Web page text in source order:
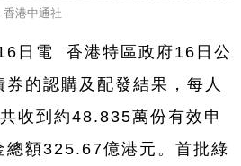
港中通社
日電 香港特區政府16日公
的認購及配發結果，每人
收到約48.835萬份有效申
總額325.67億港元。首批綠